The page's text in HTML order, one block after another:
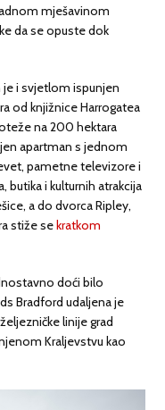
mješavinom
da se opuste dok
i svjetlom ispunjen
od knjižnice Harrogatea
na 200 hektara
apartman s jednom
pametne televizore i
butika i kulturnih atrakcija
a do dvorca Ripley,
stiže sekratkom
doći bilo
Bradford udaljena je
linije grad
Kraljevstvu kao